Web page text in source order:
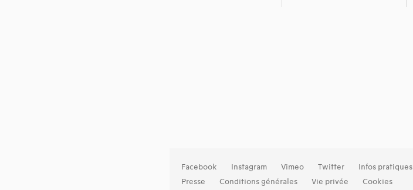
Facebook Instagram Vimeo Twitter
Infos pratiques
Presse
Conditions générales Vie privée Cookies